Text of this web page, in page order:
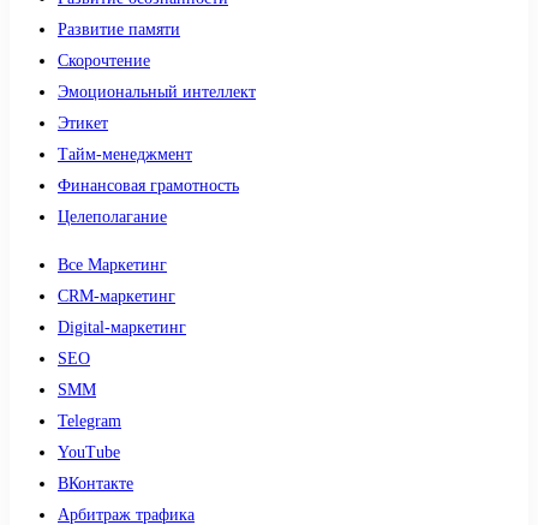
Развитие памяти
Скорочтение
Эмоциональный интеллект
Этикет
Тайм-менеджмент
Финансовая грамотность
Целеполагание
Все Маркетинг
CRM-маркетинг
Digital-маркетинг
SEO
SMM
Telegram
YouTube
ВКонтакте
Арбитраж трафика